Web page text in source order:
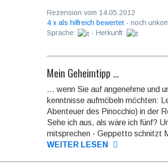
Rezension vom 14.05.2012
4 x als hilfreich bewertet · noch
Sprache:
· Herkunft:
Mein Geheimtipp ...
... wenn Sie auf angenehme und
kenntnisse aufmöbeln möchten:
Abenteuer des Pinocchio) in der
Sehe ich aus, als wäre ich fünf?
mitsprechen - Geppetto schnitzt
WEITER LESEN